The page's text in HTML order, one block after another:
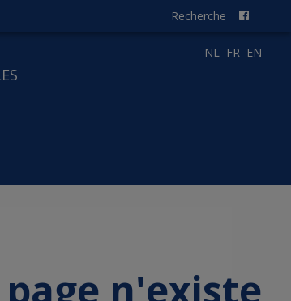
Recherche
NL FR EN
n'existe